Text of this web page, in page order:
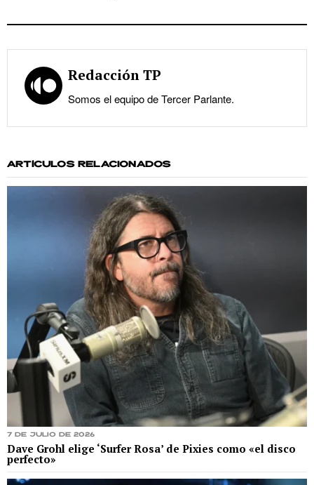
Redacción TP
Somos el equipo de Tercer Parlante.
ARTÍCULOS RELACIONADOS
7 de julio de 2026
Dave Grohl elige ‘Surfer Rosa’ de Pixies como «el disco
perfecto»